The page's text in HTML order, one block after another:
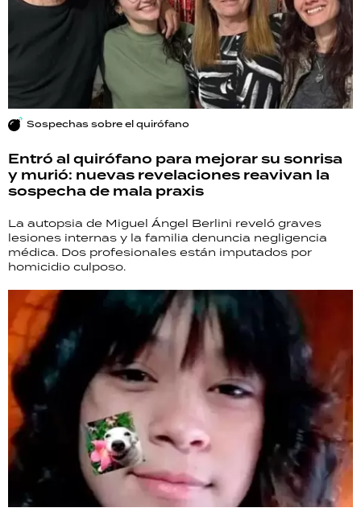
Sospechas sobre el quirófano
Entró al quirófano para mejorar su sonrisa
y murió: nuevas revelaciones reavivan la
sospecha de mala praxis
La autopsia de Miguel Ángel Berlini reveló graves
lesiones internas y la familia denuncia negligencia
médica. Dos profesionales están imputados por
homicidio culposo.